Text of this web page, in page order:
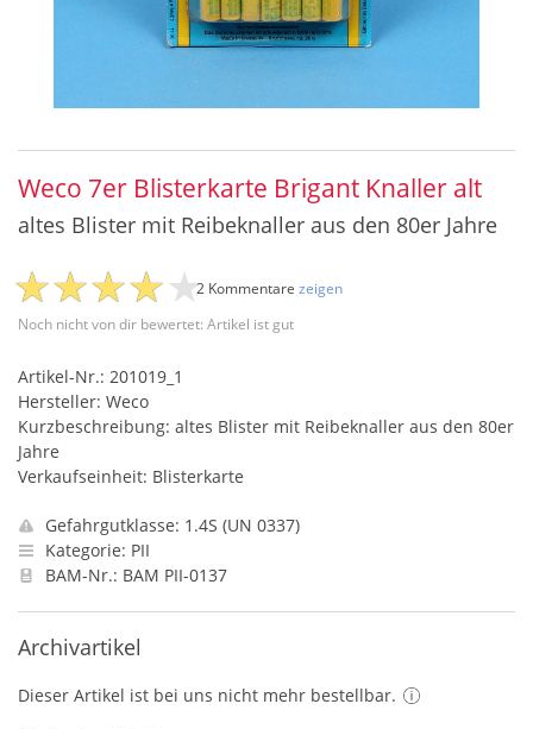
Weco 7er Blisterkarte Brigant Knaller alt
altes Blister mit Reibeknaller aus den 80er Jahre
Noch nicht von dir bewertet: Artikel ist gut
2 Kommentare zeigen
Artikel-Nr.: 201019_1
Hersteller: Weco
Kurzbeschreibung: altes Blister mit Reibeknaller aus den 80er
Jahre
Verkaufseinheit: Blisterkarte
Gefahrgutklasse: 1.4S (UN 0337)
Kategorie: PII
BAM-Nr.: BAM PII-0137
Archivartikel
Dieser Artikel ist bei uns nicht mehr bestellbar.